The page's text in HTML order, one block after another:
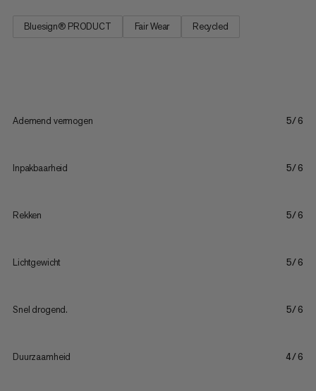
Bluesign® PRODUCT Fair Wear Recycled
Ademend vermogen 5/6
Inpakbaarheid 5/6
Rekken 5/6
Lichtgewicht 5/6
Snel drogend. 5/6
Duurzaamheid 4/6